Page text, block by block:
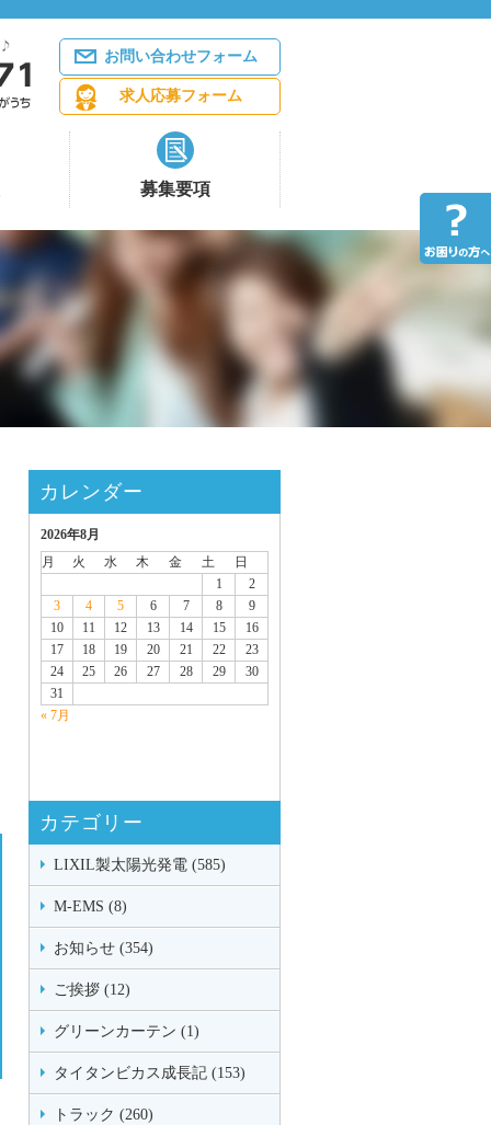
お問い合わせフォーム
求人応募フォーム
募集要項
カレンダー
2026年8月
月
火 水 木 金 土
日
1
2
3
4 5 6 7 8
9
10
11 12 13 14 15
16
17
18 19 20 21 22
23
24
25 26 27 28 29
30
31
« 7月
カテゴリー
LIXIL製太陽光発電 (585)
M-EMS (8)
お知らせ (354)
ご挨拶 (12)
グリーンカーテン (1)
タイタンビカス成長記 (153)
トラック (260)